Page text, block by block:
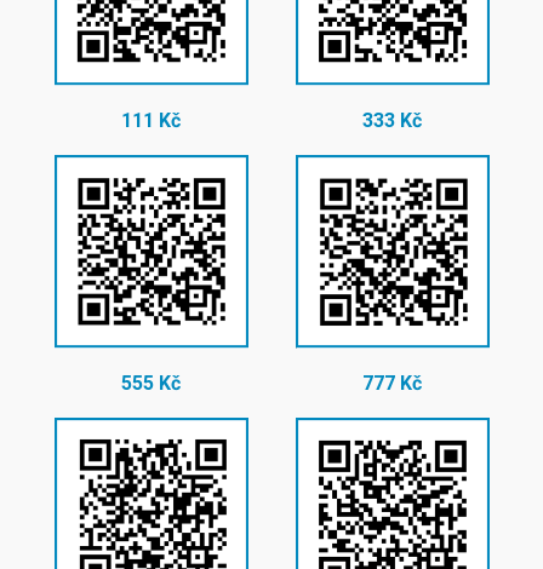
111 Kč 333 Kč
555 Kč 777 Kč